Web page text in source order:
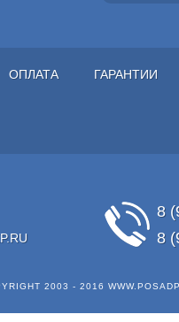
ОПЛАТА ГАРАНТИИ
8
8
2003 - 2016